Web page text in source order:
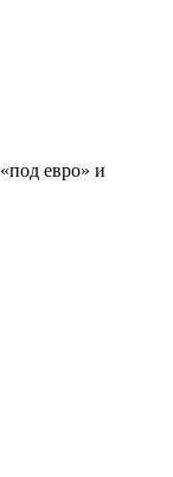
евро» и